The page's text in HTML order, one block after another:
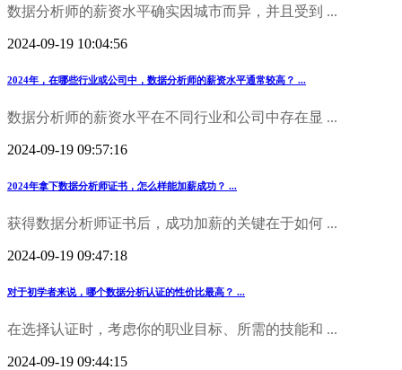
数据分析师的薪资水平确实因城市而异，并且受到 ...
2024-09-19 10:04:56
2024年，在哪些行业或公司中，数据分析师的薪资水平通常较高？ ...
数据分析师的薪资水平在不同行业和公司中存在显 ...
2024-09-19 09:57:16
2024年拿下数据分析师证书，怎么样能加薪成功？ ...
获得数据分析师证书后，成功加薪的关键在于如何 ...
2024-09-19 09:47:18
对于初学者来说，哪个数据分析认证的性价比最高？ ...
在选择认证时，考虑你的职业目标、所需的技能和 ...
2024-09-19 09:44:15